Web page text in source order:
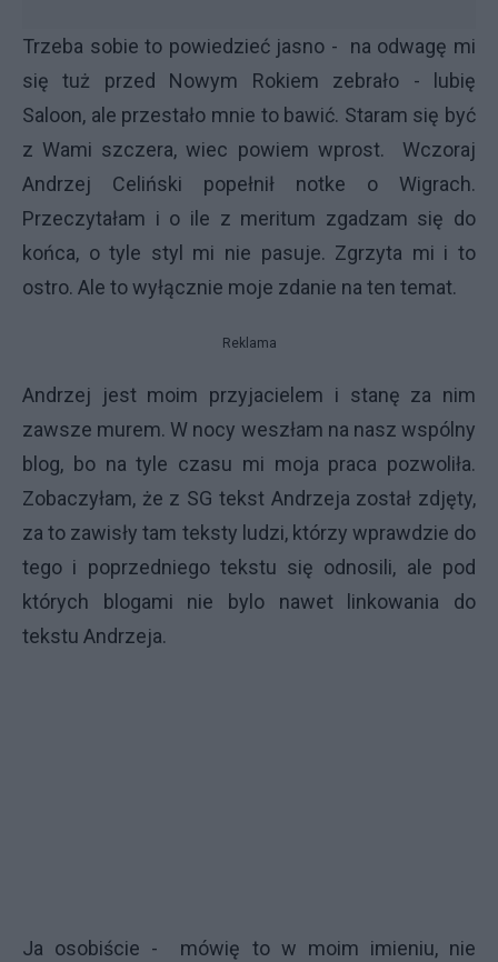
Trzeba sobie to powiedzieć jasno - na odwagę mi
się tuż przed Nowym Rokiem zebrało - lubię
Saloon, ale przestało mnie to bawić. Staram się być
z Wami szczera, wiec powiem wprost. Wczoraj
Andrzej Celiński popełnił notke o Wigrach.
Przeczytałam i o ile z meritum zgadzam się do
końca, o tyle styl mi nie pasuje. Zgrzyta mi i to
ostro. Ale to wyłącznie moje zdanie na ten temat.
Reklama
Andrzej jest moim przyjacielem i stanę za nim
zawsze murem. W nocy weszłam na nasz wspólny
blog, bo na tyle czasu mi moja praca pozwoliła.
Zobaczyłam, że z SG tekst Andrzeja został zdjęty,
za to zawisły tam teksty ludzi, którzy wprawdzie do
tego i poprzedniego tekstu się odnosili, ale pod
których blogami nie bylo nawet linkowania do
tekstu Andrzeja.
Ja osobiście - mówię to w moim imieniu, nie